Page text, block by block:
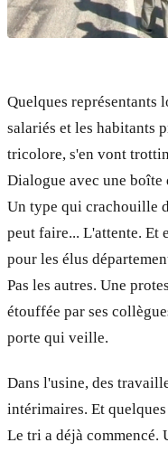
Quelques représentants
salariés et les habitants
tricolore, s'en vont
Dialogue avec une
Un type qui crachouille
peut faire... L'attente. Et
pour les élus
Pas les autres. Une
étouffée par ses
porte qui veille.
Dans l'usine, des
intérimaires. Et
Le tri a déjà commencé.